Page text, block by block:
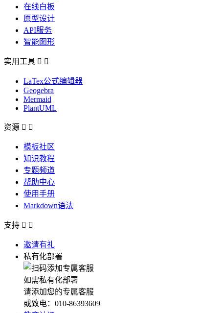
在线白板
原型设计
API服务
智能图形
实用工具  
LaTex公式编辑器
Geogebra
Mermaid
PlantUML
资源  
模板社区
知识教程
专题频道
帮助中心
使用手册
Markdown语法
支持  
邀请有礼
私有化部署
如需私有化部署
请添加您的专属客服
或致电：010-86393609